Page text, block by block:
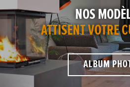
NOS
ATTISENT VOTRE
ALBUM